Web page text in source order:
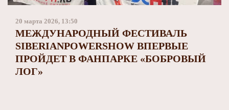
Заполярный театр драмы
20 марта 2026, 13:50
МЕЖДУНАРОДНЫЙ ФЕСТИВАЛЬ
SIBERIANPOWERSHOW ВПЕРВЫЕ
ПРОЙДЕТ В ФАНПАРКЕ «БОБРОВЫЙ
ЛОГ»